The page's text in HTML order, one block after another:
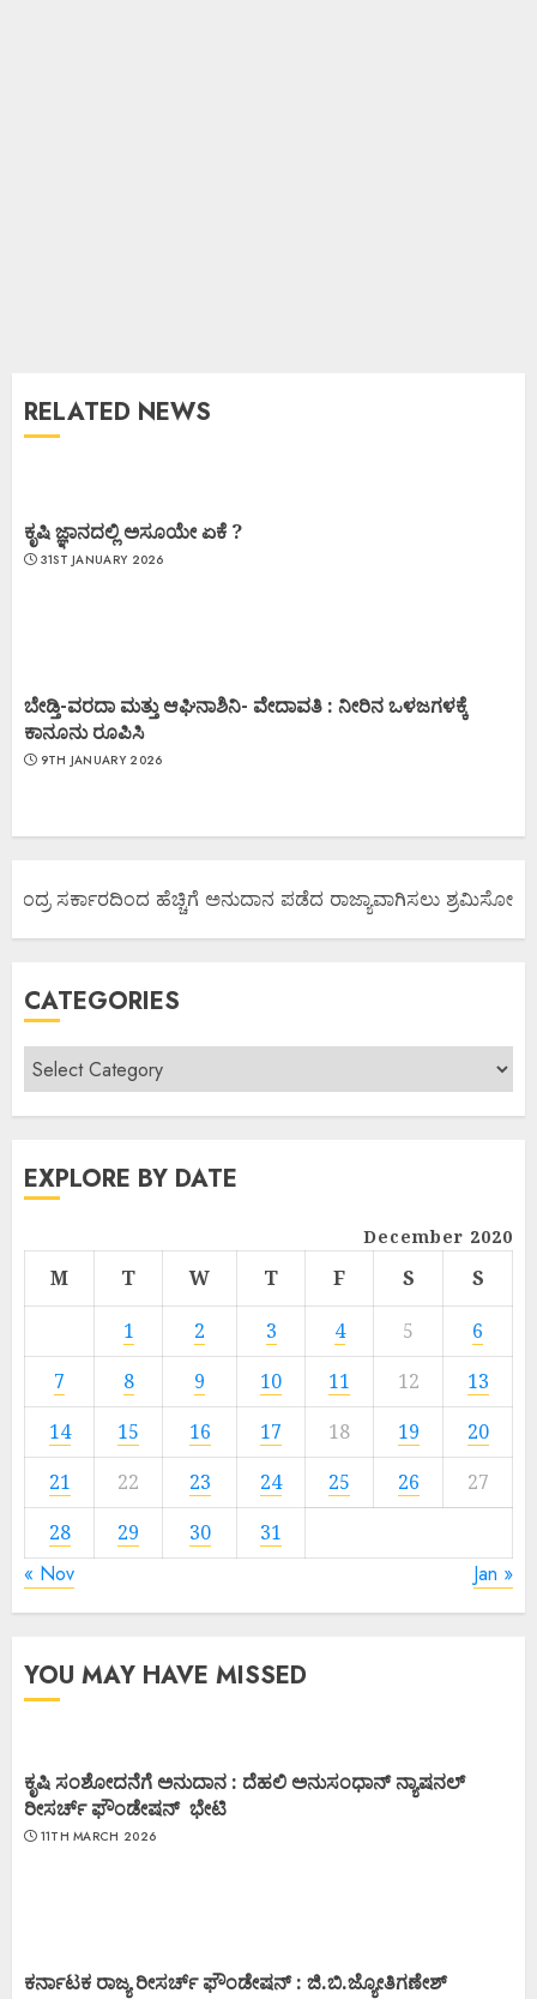
RELATED NEWS
ಕೃಷಿ ಜ್ಞಾನದಲ್ಲಿ ಅಸೂಯೇ ಏಕೆ ?
31ST JANUARY 2026
ಬೇಡ್ತಿ-ವರದಾ ಮತ್ತು ಆಘಿನಾಶಿನಿ- ವೇದಾವತಿ : ನೀರಿನ ಒಳಜಗಳಕ್ಕೆ
ಕಾನೂನು ರೂಪಿಸಿ
9TH JANUARY 2026
ಸರ್ಕಾರದಿಂದ ಹೆಚ್ಚಿಗೆ ಅನುದಾನ ಪಡೆದ ರಾಜ್ಯಾವಾಗಿಸಲು ಶ್ರಮಿಸೋಣ
CATEGORIES
EXPLORE BY DATE
December 2020
M T W T F S
S
1
2 3 4 5
6
7
8 9 10 11 12
13
14
15 16 17 18 19
20
21
22 23 24 25 26
27
28
29 30 31
« Nov Jan »
YOU MAY HAVE MISSED
ಕೃಷಿ ಸಂಶೋದನೆಗೆ ಅನುದಾನ : ದೆಹಲಿ ಅನುಸಂಧಾನ್ ನ್ಯಾಷನಲ್
ರೀಸರ್ಚ್ ಫೌಂಡೇಷನ್ ಭೇಟಿ
11TH MARCH 2026
ಕರ್ನಾಟಕ ರಾಜ್ಯ ರೀಸರ್ಚ್ ಫೌಂಡೇಷನ್ : ಜಿ.ಬಿ.ಜ್ಯೋತಿಗಣೇಶ್